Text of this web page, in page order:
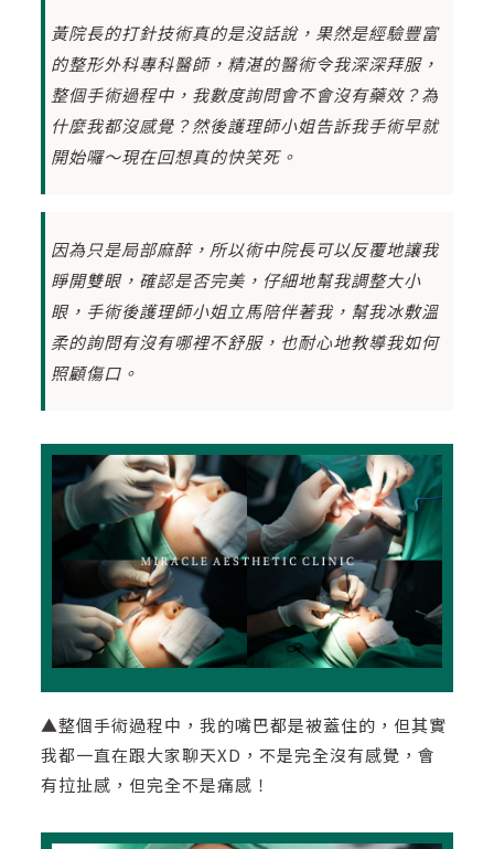
黃院長的打針技術真的是沒話說，果然是經驗豐富
的整形外科專科醫師，精湛的醫術令我深深拜服，
整個手術過程中，我數度詢問會不會沒有藥效？為
什麼我都沒感覺？然後護理師小姐告訴我手術早就
開始囉～現在回想真的快笑死。
因為只是局部麻醉，所以術中院長可以反覆地讓我
睜開雙眼，確認是否完美，仔細地幫我調整大小
眼，手術後護理師小姐立馬陪伴著我，幫我冰敷溫
柔的詢問有沒有哪裡不舒服，也耐心地教導我如何
照顧傷口。
▲整個手術過程中，我的嘴巴都是被蓋住的，但其實
我都一直在跟大家聊天XD，不是完全沒有感覺，會
有拉扯感，但完全不是痛感！